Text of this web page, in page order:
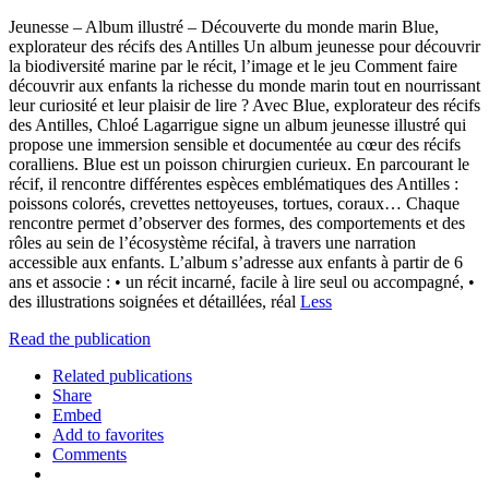
Jeunesse – Album illustré – Découverte du monde marin Blue,
explorateur des récifs des Antilles Un album jeunesse pour découvrir
la biodiversité marine par le récit, l’image et le jeu Comment faire
découvrir aux enfants la richesse du monde marin tout en nourrissant
leur curiosité et leur plaisir de lire ? Avec Blue, explorateur des récifs
des Antilles, Chloé Lagarrigue signe un album jeunesse illustré qui
propose une immersion sensible et documentée au cœur des récifs
coralliens. Blue est un poisson chirurgien curieux. En parcourant le
récif, il rencontre différentes espèces emblématiques des Antilles :
poissons colorés, crevettes nettoyeuses, tortues, coraux… Chaque
rencontre permet d’observer des formes, des comportements et des
rôles au sein de l’écosystème récifal, à travers une narration
accessible aux enfants. L’album s’adresse aux enfants à partir de 6
ans et associe : • un récit incarné, facile à lire seul ou accompagné, •
des illustrations soignées et détaillées, réal Less
Read the publication
Related publications
Share
Embed
Add to favorites
Comments